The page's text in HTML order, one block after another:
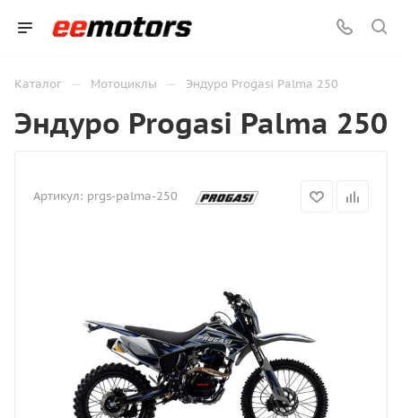
Каталог — Мотоциклы — Эндуро Progasi Palma 250
Эндуро Progasi Palma 250
Артикул: prgs-palma-250